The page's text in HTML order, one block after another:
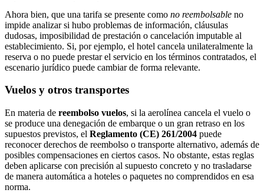
Ahora bien, que una tarifa se presente como no reembolsable no
impide analizar si hubo problemas de información, cláusulas
dudosas, imposibilidad de prestación o cancelación imputable al
establecimiento. Si, por ejemplo, el hotel cancela unilateralmente la
reserva o no puede prestar el servicio en los términos contratados, el
escenario jurídico puede cambiar de forma relevante.
Vuelos y otros transportes
En materia de reembolso vuelos, si la aerolínea cancela el vuelo o
se produce una denegación de embarque o un gran retraso en los
supuestos previstos, el Reglamento (CE) 261/2004 puede
reconocer derechos de reembolso o transporte alternativo, además de
posibles compensaciones en ciertos casos. No obstante, estas reglas
deben aplicarse con precisión al supuesto concreto y no trasladarse
de manera automática a hoteles o paquetes no comprendidos en esa
norma.